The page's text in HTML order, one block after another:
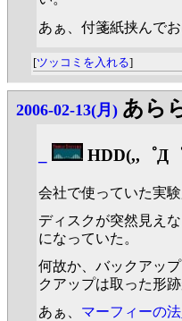
あぁ、付箋紙挟んで
[ツッコミを入れる]
2006-02-13(月) あら
HDD(,,゜Д
会社で使っていた実
ディスクが突然見え
になっていた。
何故か、バックアッ
クアップは取った形跡
あぁ、 マーフィーの法